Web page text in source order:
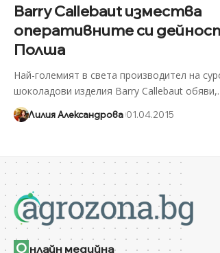
Barry Callebaut измества
оперативните си
Полша
Най-големият в света производител на
шоколадови изделия Barry Callebaut обяви,
Лилия Александрова 01.04.2015
О нлайн медийна